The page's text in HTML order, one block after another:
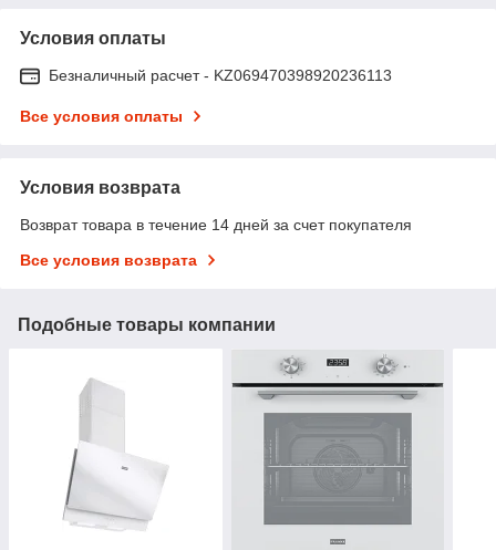
Условия оплаты
Безналичный расчет - KZ069470398920236113
Все условия оплаты
Условия возврата
Возврат товара в течение 14 дней за счет покупателя
Все условия возврата
Подобные товары компании